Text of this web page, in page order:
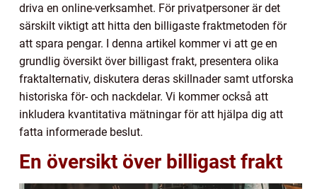
driva en online-verksamhet. För privatpersoner är det
särskilt viktigt att hitta den billigaste fraktmetoden för
att spara pengar. I denna artikel kommer vi att ge en
grundlig översikt över billigast frakt, presentera olika
fraktalternativ, diskutera deras skillnader samt utforska
historiska för- och nackdelar. Vi kommer också att
inkludera kvantitativa mätningar för att hjälpa dig att
fatta informerade beslut.
En översikt över billigast frakt